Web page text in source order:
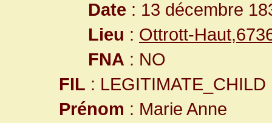
Date : 13 décembre
Lieu : Ottrott-
FNA : NO
FIL : LEGITIMATE_CHILD
Prénom : Marie Anne